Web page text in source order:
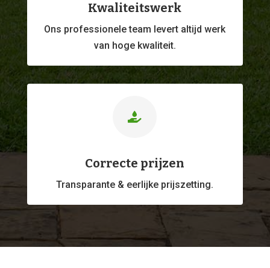
Kwaliteitswerk
Ons professioneleteam levert altijd werk
van hoge kwaliteit.

Correcte prijzen
Transparante & eerlijke prijszetting.